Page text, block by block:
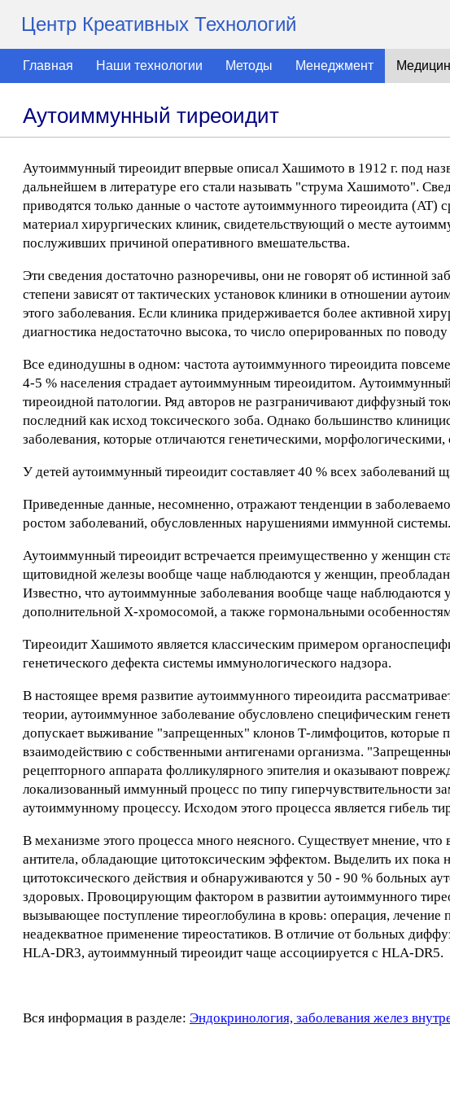
Центр Креативных Технологий
Главная Наши технологии Методы Менеджмент
Аутоиммунный тиреоидит
Аутоиммунный тиреоидит впервые описал Хашимото в 1912 г. под
дальнейшем в литературе его стали называть "струма Хашимото".
приводятся только данные о частоте аутоиммунного тиреоидита
материал хирургических клиник, свидетельствующий о месте
послуживших причиной оперативного вмешательства.
Эти сведения достаточно разноречивы, они не говорят об истинной
степени зависят от тактических установок клиники в отношении
этого заболевания. Если клиника придерживается более активной
диагностика недостаточно высока, то число оперированных по
Все единодушны в одном: частота аутоиммунного тиреоидита
4-5 % населения страдает аутоиммунным тиреоидитом.
тиреоидной патологии. Ряд авторов не разграничивают диффузный
последний как исход токсического зоба. Однако большинство
заболевания, которые отличаются генетическими,
У детей аутоиммунный тиреоидит составляет 40 % всех заболеваний
Приведенные данные, несомненно, отражают тенденции в
ростом заболеваний, обусловленных нарушениями иммунной системы.
Аутоиммунный тиреоидит встречается преимущественно у женщин
щитовидной железы вообще чаще наблюдаются у женщин,
Известно, что аутоиммунные заболевания вообще чаще
дополнительной Х-хромосомой, а также гормональными
Тиреоидит Хашимото является классическим примером
генетического дефекта системы иммунологического надзора.
В настоящее время развитие аутоиммунного тиреоидита
теории, аутоиммунное заболевание обусловлено специфическим
допускает выживание "запрещенных" клонов Т-лимфоцитов, которые
взаимодействию с собственными антигенами организма.
рецепторного аппарата фолликулярного эпителия и оказывают
локализованный иммунный процесс по типу гиперчувствительности
аутоиммунному процессу. Исходом этого процесса является гибель
В механизме этого процесса много неясного. Существует мнение,
антитела, обладающие цитотоксическим эффектом. Выделить их пока
цитотоксического действия и обнаруживаются у 50 - 90 % больных
здоровых. Провоцирующим фактором в развитии аутоиммунного
вызывающее поступление тиреоглобулина в кровь: операция,
неадекватное применение тиреостатиков. В отличие от больных
HLA-DR3, аутоиммунный тиреоидит чаще ассоциируется с HLA-DR5.
Вся информация в разделе: Эндокринология, заболевания желез